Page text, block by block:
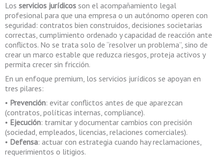
Los servicios jurídicos son el acompañamiento legal
profesional para que una empresa o un autónomo operen con
seguridad: contratos bien construidos, decisiones societarias
correctas, cumplimiento ordenado y capacidad de reacción ante
conflictos. No se trata solo de “resolver un problema”, sino de
crear un marco estable que reduzca riesgos, proteja activos y
permita crecer sin fricción.
En un enfoque premium, los servicios jurídicos se apoyan en
tres pilares:
• Prevención: evitar conflictos antes de que aparezcan
(contratos, políticas internas, compliance).
• Ejecución: tramitar y documentar cambios con precisión
(sociedad, empleados, licencias, relaciones comerciales).
• Defensa: actuar con estrategia cuando hay reclamaciones,
requerimientos o litigios.